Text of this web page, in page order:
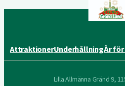
AttraktionerUnderhållningÅr för
Lilla Allmänna Gränd 9,